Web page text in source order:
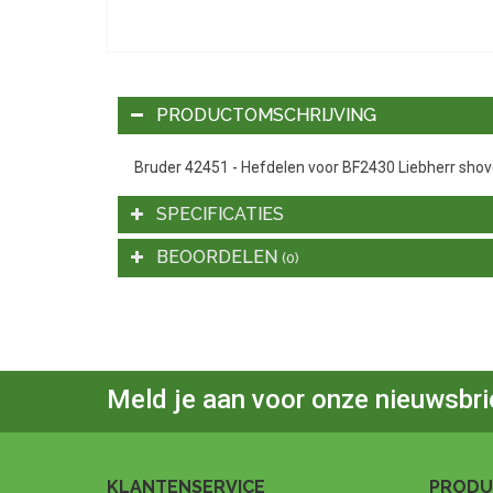
PRODUCTOMSCHRIJVING
Bruder 42451 - Hefdelen voor BF2430 Liebherr
SPECIFICATIES
BEOORDELEN (0)
Meld je aan voor onze
KLANTENSERVICE